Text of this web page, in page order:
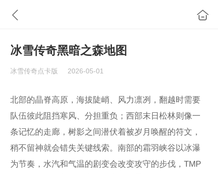
冰雪传奇黑暗之森地图
冰雪传奇点卡版 2026-05-01
北部的晶脊高原，海拔陡峭、风力凛冽，翻越时需要
队伍彼此阻挡寒风、分担重负；西部末日松林则像一
条记忆的走廊，树影之间潜伏着被岁月唤醒的符文，
稍不留神就会错失关键线索。南部的霜羽峡谷以冰瀑
为节奏，水汽和气温的剧变会改变攻守的步伐，TMP